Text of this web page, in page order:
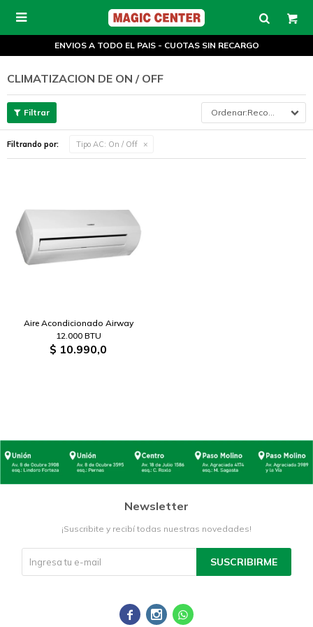

ENVIOS A TODO EL PAIS - CUOTAS SIN RECARGO
CLIMATIZACION DE ON / OFF
Recomendados
Filtrando por: Tipo AC: On / Off
Aire Acondicionado Airway
12.000 BTU
$ 10.990,0
Newsletter
¡Suscribite y recibí todas nuestras novedades!
SUSCRIBIRME
  